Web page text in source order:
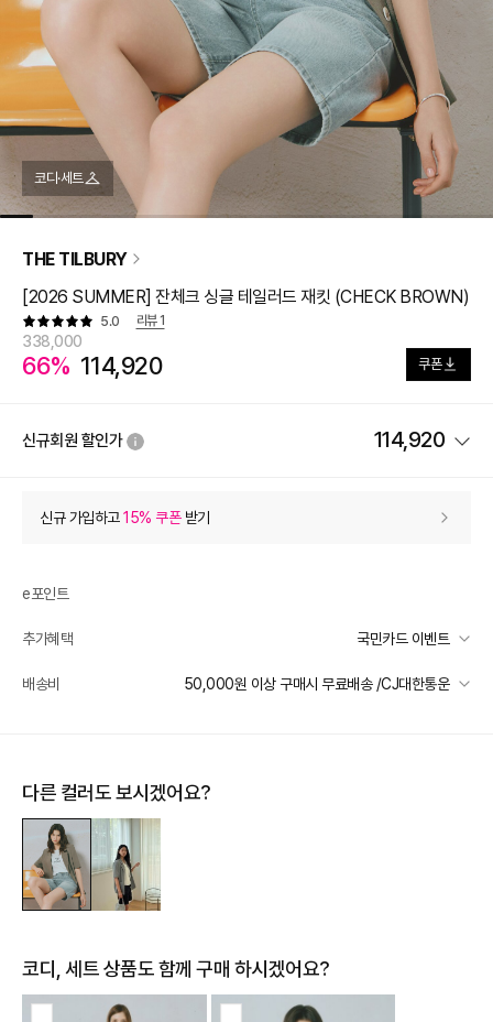
코디·세트
THE TILBURY
[2026 SUMMER] 잔체크 싱글 테일러드 재킷 (CHECK BROWN)
5.0 리뷰1
338,000
66% 114,920 쿠폰
신규회원 할인가 114,920
상품 할인 (자동적용)
상품 쿠폰 할인 - 20,280
[더틸버리] 바바데이 15% - 20280
장바구니 쿠폰
받기 [8월1주] 더틸버리 바바데이
받기 [썸머 피날레] 바바패션
가입 프리미엄 웰컴쿠폰팩 (15%, 최대 10만원)
추가 할인
e포인트 (보유 : 0P)
신규 가입하고15% 쿠폰받기
e포인트
추가혜택 국민카드 이벤트
국민카드 이벤트
배송비 50,000원 이상 구매시 무료배송 /CJ대한통운
제주 도서산간 지역
배송 가능 지역
다른 컬러도 보시겠어요?
코디, 세트 상품도 함께 구매 하시겠어요?